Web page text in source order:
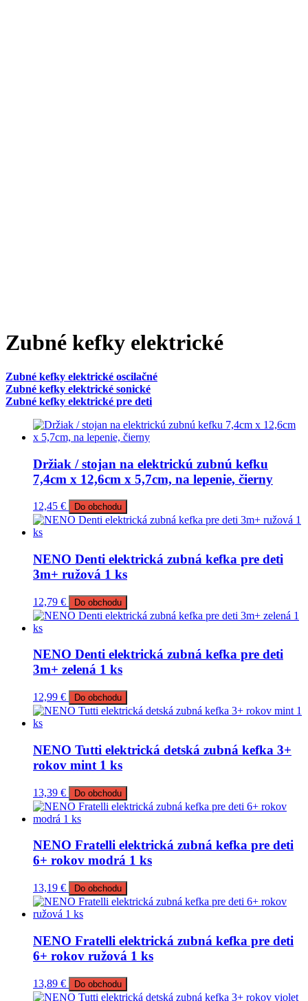
Zubné kefky elektrické
Zubné kefky elektrické oscilačné
Zubné kefky elektrické sonické
Zubné kefky elektrické pre deti
Držiak / stojan na elektrickú zubnú kefku
7,4cm x 12,6cm x 5,7cm, na lepenie, čierny
12,45 € Do obchodu
NENO Denti elektrická zubná kefka pre deti
3m+ ružová 1 ks
12,79 € Do obchodu
NENO Denti elektrická zubná kefka pre deti
3m+ zelená 1 ks
12,99 € Do obchodu
NENO Tutti elektrická detská zubná kefka 3+
rokov mint 1 ks
13,39 € Do obchodu
NENO Fratelli elektrická zubná kefka pre deti
6+ rokov modrá 1 ks
13,19 € Do obchodu
NENO Fratelli elektrická zubná kefka pre deti
6+ rokov ružová 1 ks
13,89 € Do obchodu